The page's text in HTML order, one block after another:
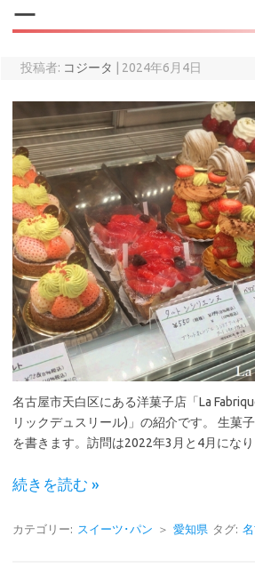
ー
投稿者: コジータ 2024年6月4日
名古屋市天白区にある洋菓子店「La
リックデュスリール)」の紹介です。 生菓
を書きます。訪問は2022年3月と4月にな
続きを読む »
カテゴリー: スイーツ･パン ＞ 愛知県 タグ: